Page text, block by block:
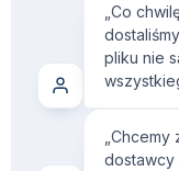
„Co
pliku nie
dostawcy